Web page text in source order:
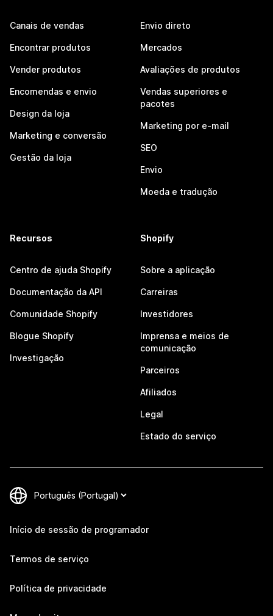
Canais de vendas
Encontrar produtos
Vender produtos
Encomendas e envio
Design da loja
Marketing e conversão
Gestão da loja
Envio direto
Mercados
Avaliações de produtos
Vendas superiores e
pacotes
Marketing por e-mail
SEO
Envio
Moeda e tradução
Recursos
Centro de ajuda Shopify
Documentação da API
Comunidade Shopify
Blogue Shopify
Investigação
Shopify
Sobre a aplicação
Carreiras
Investidores
Imprensa e meios de
comunicação
Parceiros
Afiliados
Legal
Estado do serviço
Início de sessão de programador
Termos de serviço
Política de privacidade